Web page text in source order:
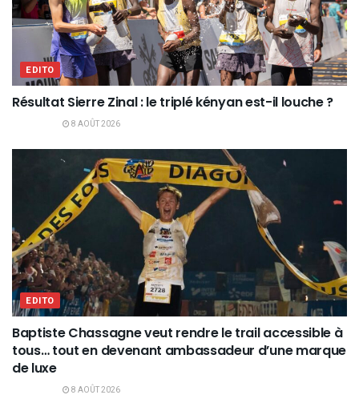
EDITO
Résultat Sierre Zinal : le triplé kényan est-il louche ?
8 AOÛT 2026
EDITO
Baptiste Chassagne veut rendre le trail accessible à
tous… tout en devenant ambassadeur d’une marque
de luxe
8 AOÛT 2026